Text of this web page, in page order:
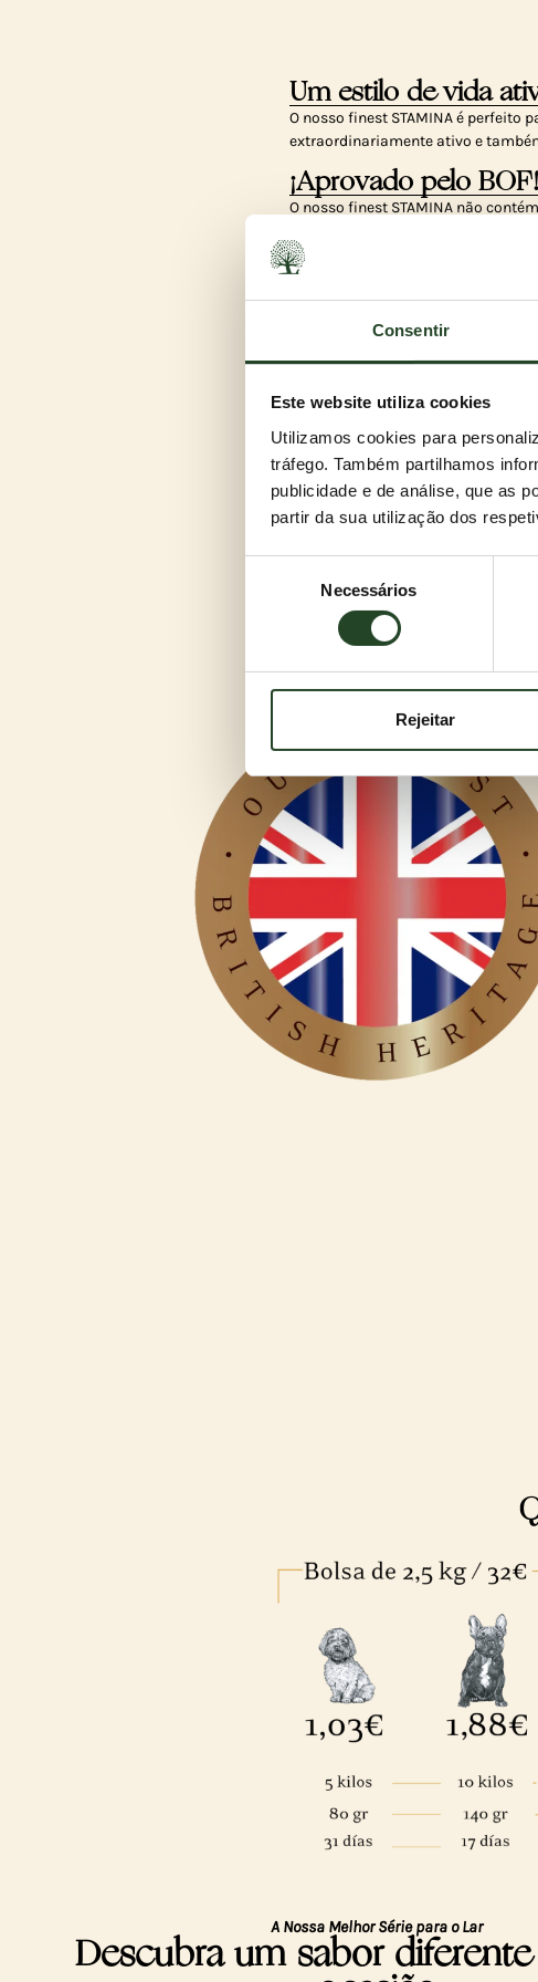
Consentir
Este website utiliza cookies
Utilizamos cookies para
tráfego. Também partilhamos
publicidade e de análise, que as
partir da sua utilização dos
consentimento
Necessários
Rejeitar
Um estilo de vida
O nosso finest STAMINA é perfeito
extraordinariamente ativo e
¡Aprovado pelo BOF!
O nosso finest STAMINA não
Impulso de energia
Elaborado com frango do campo
A Nossa Melhor Série para o Lar
Descubra um sabor